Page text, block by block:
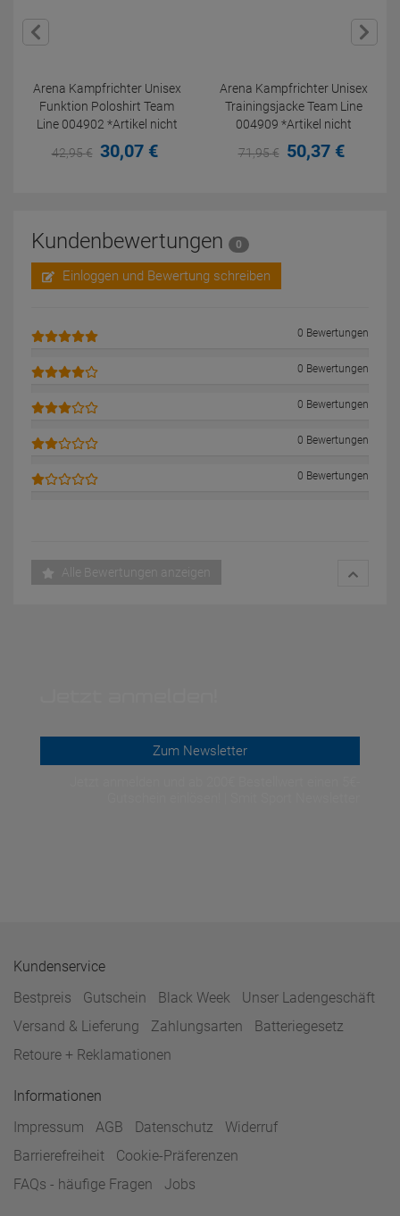
Arena Kampfrichter Unisex
Funktion Poloshirt Team
Line 004902 *Artikel nicht
retounierbar!
42,95€ 30,07 €
Arena Kampfrichter Unisex
Trainingsjacke Team Line
004909 *Artikel nicht
retounierbar!
71,95€ 50,37 €
Kundenbewertungen 0
Einloggen und Bewertung schreiben
0 Bewertungen
0 Bewertungen
0 Bewertungen
0 Bewertungen
0 Bewertungen
Alle Bewertungen anzeigen
Zum Newsletter
Kundenservice
Bestpreis
Gutschein Black Week
Unser Ladengeschäft
Versand & Lieferung
Zahlungsarten
Batteriegesetz
Retoure + Reklamationen
Informationen
Impressum
AGB Datenschutz
Widerruf
Barrierefreiheit
Cookie-Präferenzen
FAQs - häufige Fragen
Jobs